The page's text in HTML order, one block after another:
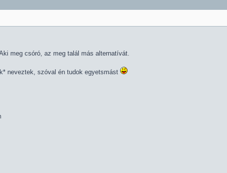
meg csóró, az meg talál más alternatívát.
neveztek, szóval én tudok egyetsmást